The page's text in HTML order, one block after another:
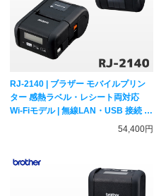
RJ-2140 | ブラザー モバイルプリン
ター 感熱ラベル・レシート両対応
Wi-Fiモデル | 無線LAN・USB 接続 ラ
ベルプリンター レシートプリンター
54,400円